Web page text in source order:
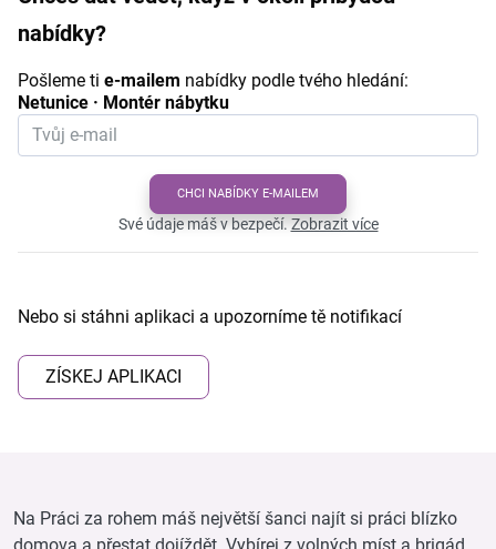
nabídky?
Pošleme ti e-mailem nabídky podle tvého hledání:
Netunice · Montér nábytku
CHCI NABÍDKY E-MAILEM
Své údaje máš v bezpečí.Zobrazit více
Nebo si stáhni aplikaci a upozorníme tě notifikací
ZÍSKEJ APLIKACI
Na Práci za rohem máš největší šanci najít si práci blízko
domova a přestat dojíždět. Vybírej z volných míst a brigád